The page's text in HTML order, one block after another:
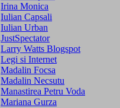
Irina Monica
Iulian Capsali
Iulian Urban
JustSpectator
Larry Watts Blogspot
Legi si Internet
Madalin Focsa
Madalin Necsutu
Manastirea Petru Voda
Mariana Gurza